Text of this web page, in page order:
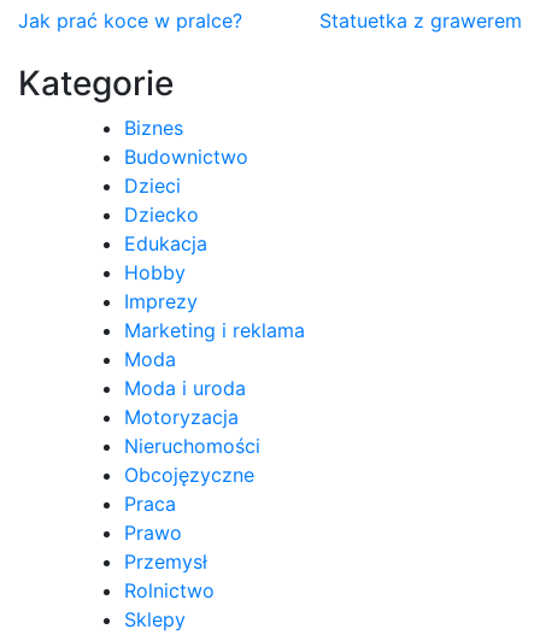
Nawigacja
wpisu
Jak prać koce w pralce? Statuetka z grawerem
Kategorie
Biznes
Budownictwo
Dzieci
Dziecko
Edukacja
Hobby
Imprezy
Marketing i reklama
Moda
Moda i uroda
Motoryzacja
Nieruchomości
Obcojęzyczne
Praca
Prawo
Przemysł
Rolnictwo
Sklepy